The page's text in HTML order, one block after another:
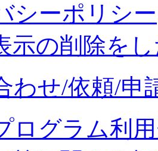
シーポリシー
示の削除を
わせ/依頼/申
ログラム利